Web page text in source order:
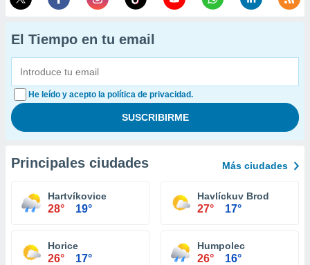
El Tiempo en tu email
He leído y acepto la política de privacidad.
Principales ciudades Más ciudades
Hartvíkovice
28° 19°
Havlíckuv Brod
27° 17°
Horice
26° 17°
Humpolec
26° 16°